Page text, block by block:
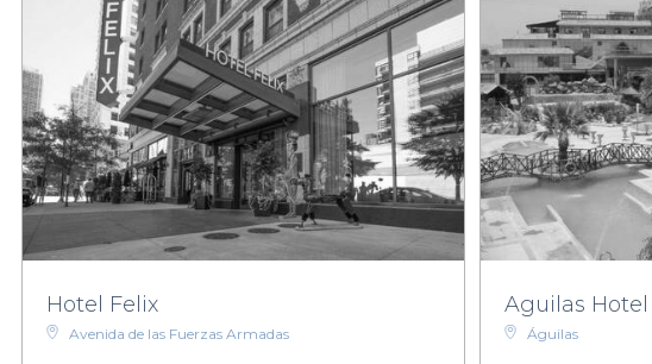
Ahora es el momento de dar el siguiente paso y asegurar el salón
búsqueda y reserva, sino que también te brindamos la tranquilidad
selección de salones y descubras el espacio ideal para hacer de tu
Hotel Felix
Avenida de las Fuerzas Armadas
Aguilas Hotel
Águilas